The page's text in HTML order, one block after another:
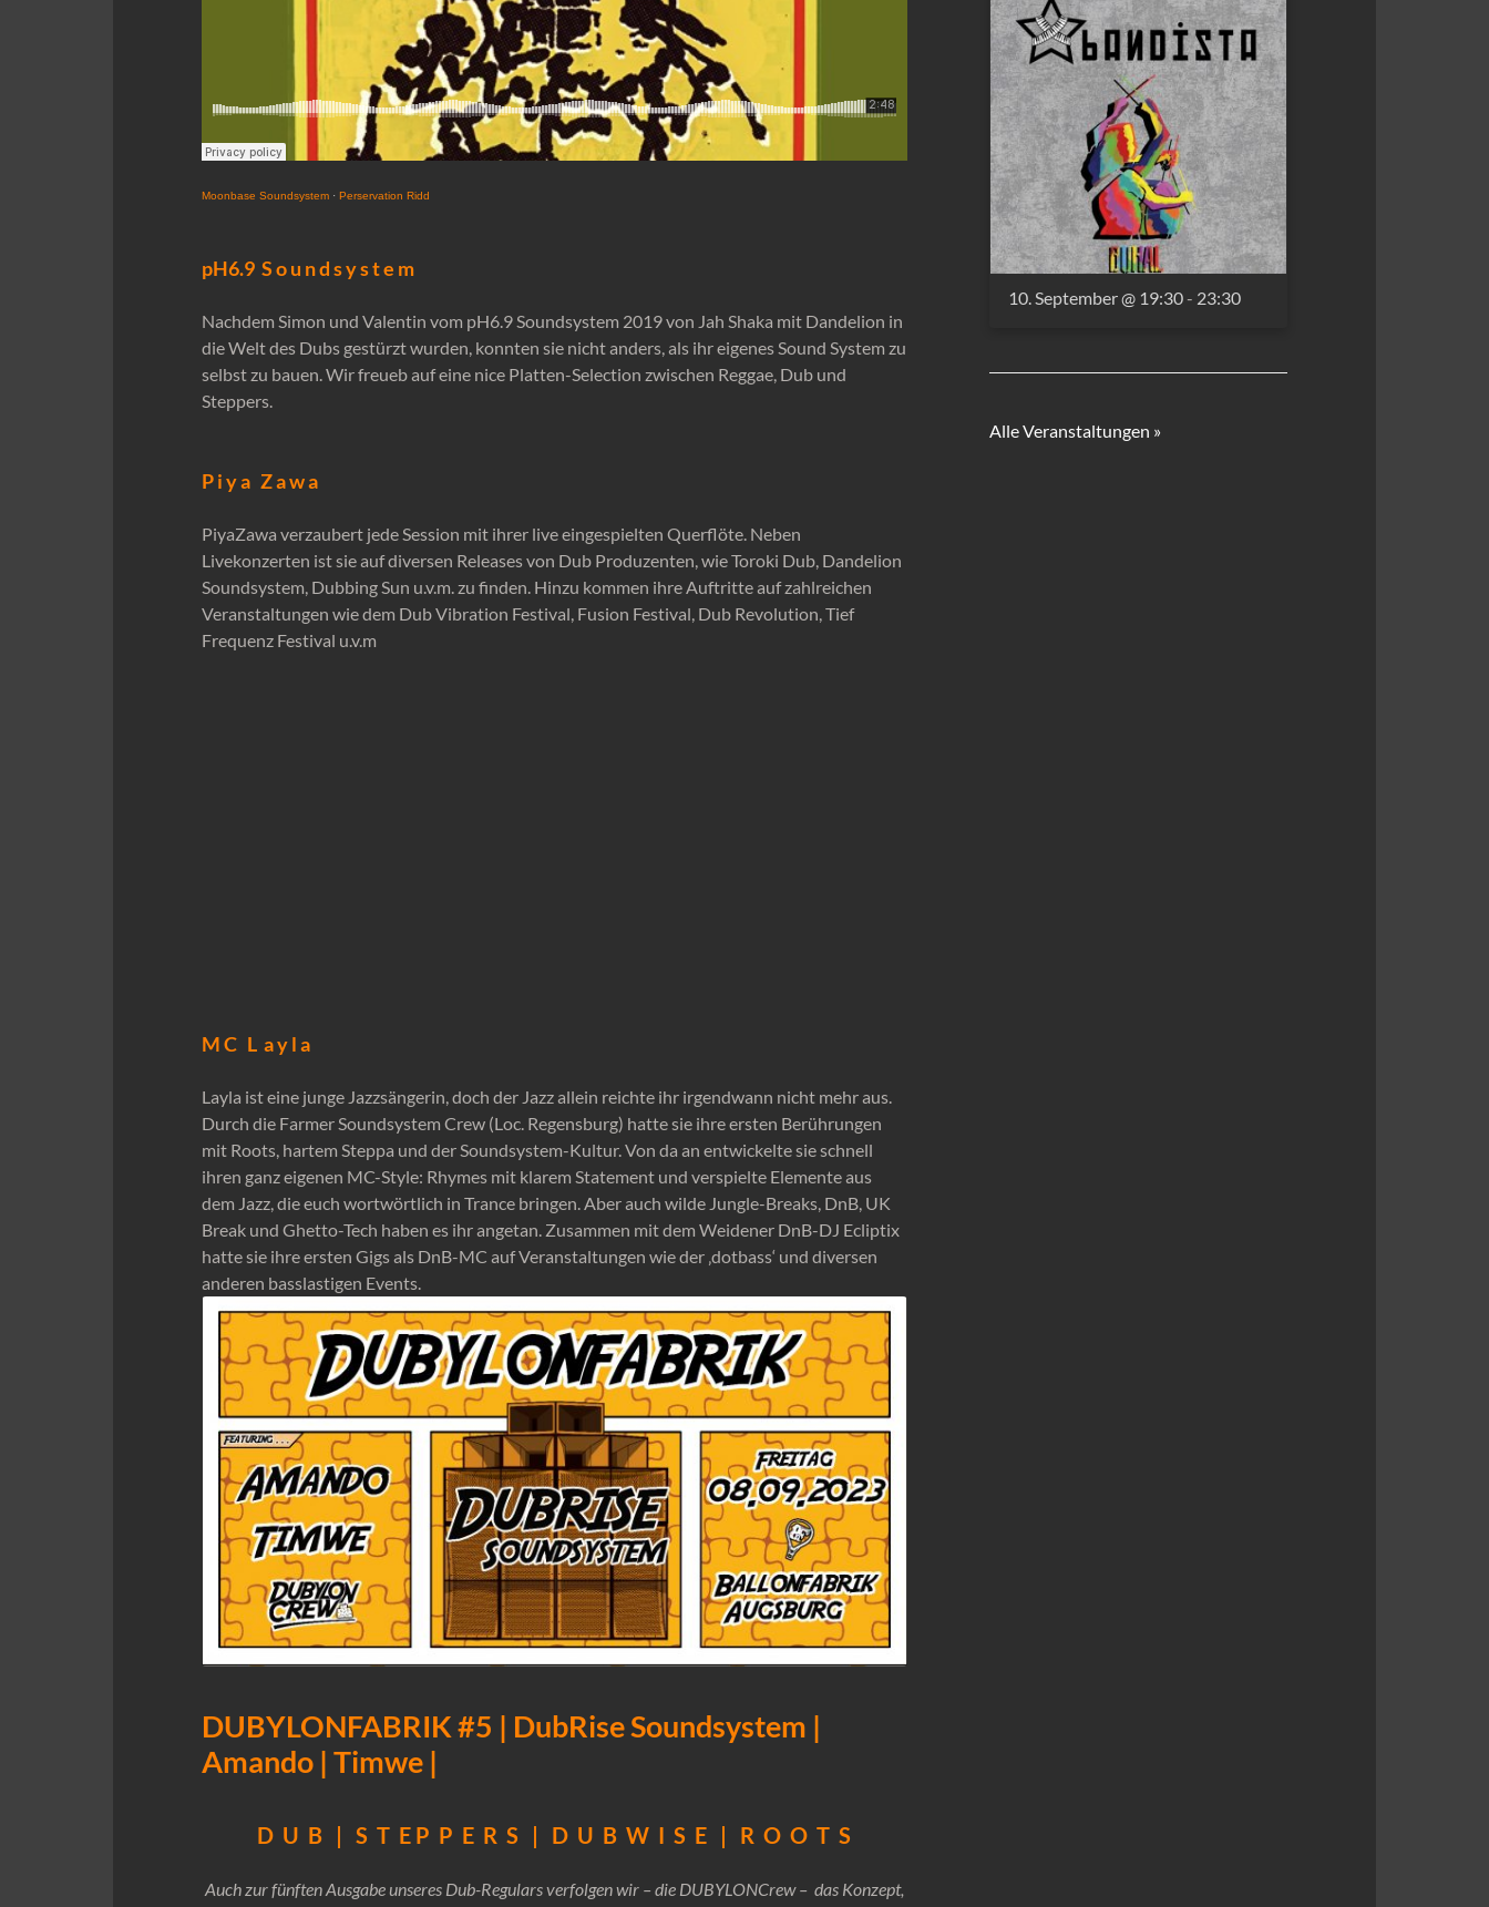
Moonbase Soundsystem· Perservation Ridd
pH6.9 S o u n d s y s t e m
Nachdem Simon und Valentin vom pH6.9 Soundsystem 2019 von Jah Shaka mit Dandelion in
die Welt des Dubs gestürzt wurden, konnten sie nicht anders, als ihr eigenes Sound System zu
selbst zu bauen. Wir freueb auf eine nice Platten-Selection zwischen Reggae, Dub und
Steppers.
P i y a Z a w a
PiyaZawa verzaubert jede Session mit ihrer live eingespielten Querflöte. Neben
Livekonzerten ist sie auf diversen Releases von Dub Produzenten, wie Toroki Dub, Dandelion
Soundsystem, Dubbing Sun u.v.m. zu finden. Hinzu kommen ihre Auftritte auf zahlreichen
Veranstaltungen wie dem Dub Vibration Festival, Fusion Festival, Dub Revolution, Tief
Frequenz Festival u.v.m
M C L a y l a
Layla ist eine junge Jazzsängerin, doch der Jazz allein reichte ihr irgendwann nicht mehr aus.
Durch die Farmer Soundsystem Crew (Loc. Regensburg) hatte sie ihre ersten Berührungen
mit Roots, hartem Steppa und der Soundsystem-Kultur. Von da an entwickelte sie schnell
ihren ganz eigenen MC-Style: Rhymes mit klarem Statement und verspielte Elemente aus
dem Jazz, die euch wortwörtlich in Trance bringen. Aber auch wilde Jungle-Breaks, DnB, UK
Break und Ghetto-Tech haben es ihr angetan. Zusammen mit dem Weidener DnB-DJ Ecliptix
hatte sie ihre ersten Gigs als DnB-MC auf Veranstaltungen wie der ‚dotbass‘ und diversen
anderen basslastigen Events.
DUBYLONFABRIK #5 | DubRise Soundsystem |
Amando | Timwe |
D U B | S T E P P E R S | D U B W I S E | R O O T S
Auch zur fünften Ausgabe unseres Dub-Regulars verfolgen wir – die DUBYLONCrew – das Konzept,
10. September @ 19:30- 23:30
Alle Veranstaltungen »